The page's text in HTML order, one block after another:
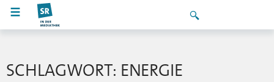
SCHLAGWORT: ENERGIE